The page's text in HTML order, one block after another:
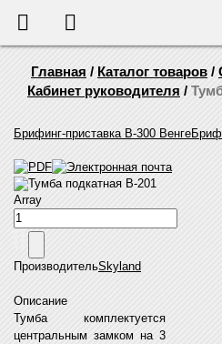
655-888Корзина
Главная / Каталог товаров /
Кабинет руководителя /
Брифинг-приставка B-300 Венге
Тумба подкатная B-201
Array
ПроизводительSkyland
Описание
Тумба комплектуется
центральным замком на 3